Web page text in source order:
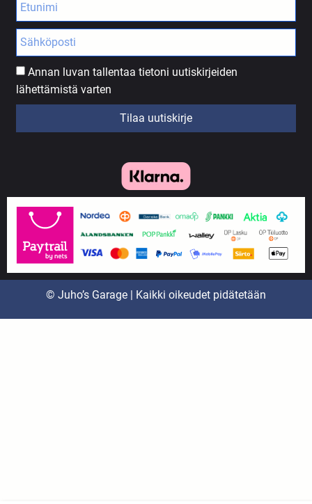
Annan luvan tallentaa tietoni uutiskirjeiden
lähettämistä varten
Tilaa uutiskirje
© Juho’s Garage | Kaikki oikeudet pidätetään